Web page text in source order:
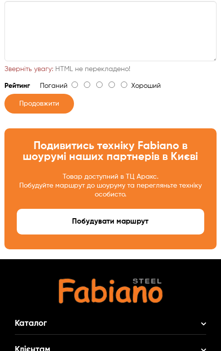
Зверніть увагу:HTML не перекладено!
РейтингПоганий Хороший
Продовжити
Подивитись техніку Fabiano в
шоурумі наших партнерів в Києві
Товар доступний в ТЦ Аракс.
Побудуйте маршрут до шоуруму та перегляньте техніку
особисто.
Побудувати маршрут
Каталог
Акційні Комплекти